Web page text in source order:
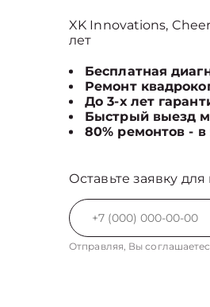
XK Innovations,
лет
Бесплатная
Ремонт
До 3-х лет
Быстрый выезд
80% ремонтов -
Оставьте заявку
Отправляя, Вы